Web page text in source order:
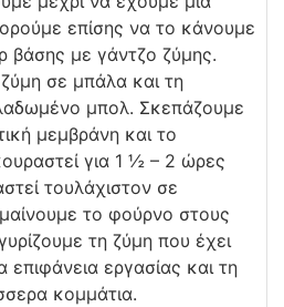
επίσης να το κάνουμε
βάσης με γάντζο ζύμης.
σε μπάλα και τη
μπολ. Σκεπάζουμε
μεμβράνη και το
για 1 ½ – 2 ώρες
τουλάχιστον σε
το φούρνο στους
τη ζύμη που έχει
εργασίας και τη
κομμάτια.